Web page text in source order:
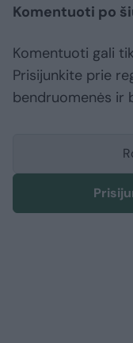
Komentuoti po
Komentuoti gali
Prisijunkite prie
bendruomenės ir